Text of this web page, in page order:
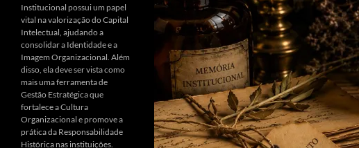
Institucional possui um papel
vital na valorização do Capital
Intelectual, ajudando a
consolidar a Identidade e a
Imagem Organizacional. Além
disso, ela deve ser vista como
mais uma ferramenta de
Gestão Estratégica que
fortalece a Cultura
Organizacional e promove a
prática da Responsabilidade
Histórica nas instituições.